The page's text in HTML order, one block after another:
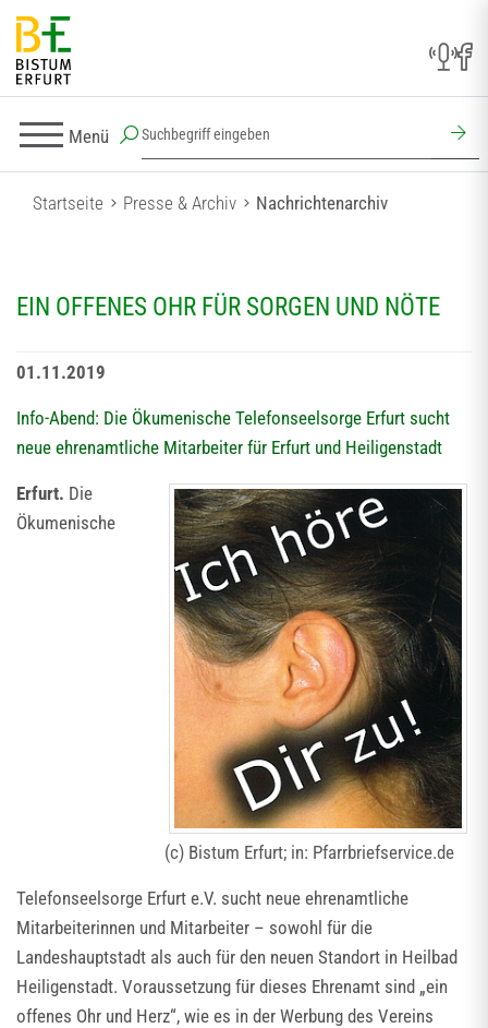
Menü
Startseite Presse & Archiv Nachrichtenarchiv
EIN OFFENES OHR FÜR SORGEN UND NÖTE
01.11.2019
Info-Abend: Die Ökumenische Telefonseelsorge Erfurt sucht
neue ehrenamtliche Mitarbeiter für Erfurt und Heiligenstadt
(c) Bistum Erfurt; in: Pfarrbriefservice.de
Erfurt. Die
Ökumenische
Telefonseelsorge Erfurt e.V. sucht neue ehrenamtliche
Mitarbeiterinnen und Mitarbeiter – sowohl für die
Landeshauptstadt als auch für den neuen Standort in Heilbad
Heiligenstadt. Voraussetzung für dieses Ehrenamt sind „ein
offenes Ohr und Herz“, wie es in der Werbung des Vereins